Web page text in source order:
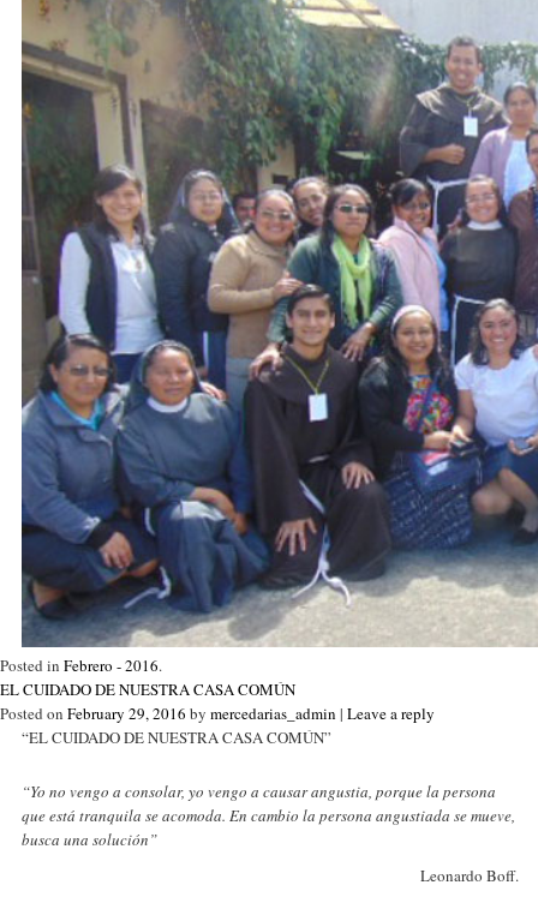
Posted in Febrero - 2016.
EL CUIDADO DE NUESTRA CASA COMÚN
Posted on February 29, 2016 by mercedarias_admin | Leave a reply
“EL CUIDADO DE NUESTRA CASA COMÚN”
“Yo no vengo a consolar, yo vengo a causar angustia, porque la persona
que está tranquila se acomoda. En cambio la persona angustiada se mueve,
busca una solución”
Leonardo Boff.